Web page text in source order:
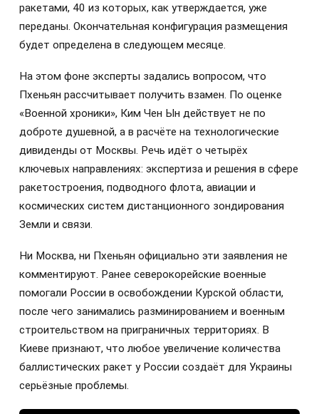
ракетами, 40 из которых, как утверждается, уже
переданы. Окончательная конфигурация размещения
будет определена в следующем месяце.
На этом фоне эксперты задались вопросом, что
Пхеньян рассчитывает получить взамен. По оценке
«Военной хроники», Ким Чен Ын действует не по
доброте душевной, а в расчёте на технологические
дивиденды от Москвы. Речь идёт о четырёх
ключевых направлениях: экспертиза и решения в сфере
ракетостроения, подводного флота, авиации и
космических систем дистанционного зондирования
Земли и связи.
Ни Москва, ни Пхеньян официально эти заявления не
комментируют. Ранее северокорейские военные
помогали России в освобождении Курской области,
после чего занимались разминированием и военным
строительством на приграничных территориях. В
Киеве признают, что любое увеличение количества
баллистических ракет у России создаёт для Украины
серьёзные проблемы.